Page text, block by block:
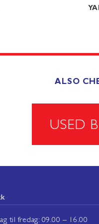
ALSO
USED
til fredag: 09.00 – 16.00